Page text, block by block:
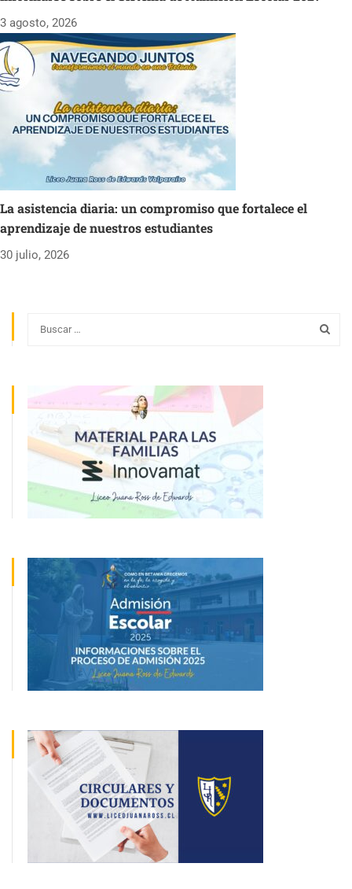
3 agosto, 2026
La asistencia diaria: un compromiso que fortalece el
aprendizaje de nuestros estudiantes
30 julio, 2026